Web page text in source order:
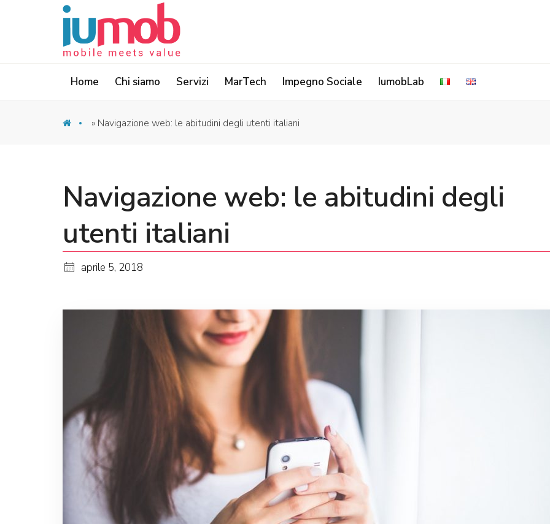
Home Chi siamo Servizi MarTech Impegno Sociale IumobLab
» Navigazione web: le abitudini degli utenti italiani
Navigazione web: le abitudini degli
utenti italiani
aprile 5, 2018